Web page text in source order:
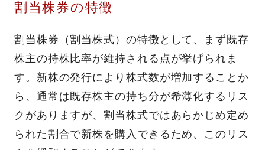
割当株券の特徴
割当株券（割当株式）の特徴として、まず既存
株主の持株比率が維持される点が挙げられま
す。新株の発行により株式数が増加することか
ら、通常は既存株主の持ち分が希薄化するリス
クがありますが、割当株式ではあらかじめ定め
られた割合で新株を購入できるため、このリス